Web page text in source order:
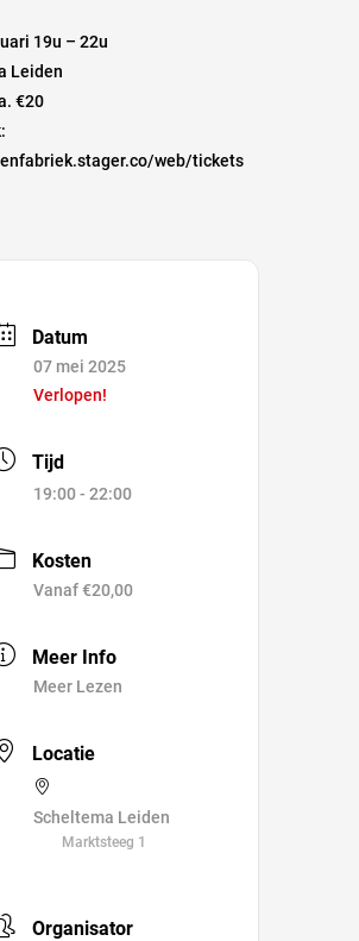
19u – 22u
Leiden
€20
web/tickets
Datum
07 mei 2025
Verlopen!
Tijd
19:00 - 22:00
Kosten
Vanaf €20,00
Meer Info
Meer Lezen
Locatie
Scheltema Leiden
Marktsteeg 1
Organisator